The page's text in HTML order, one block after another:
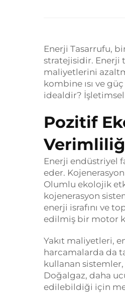
Enerji Tasarrufu,
stratejisidir. Enerji
maliyetlerini
kombine ısı ve
idealdir?
Pozitif
Enerji endüstriyel
eder.
Olumlu ekolojik
kojenerasyon
enerji israfını ve
edilmiş bir motor
Yakıt maliyetleri,
harcamalarda da
kullanan sistemler,
Doğalgaz, daha
edilebildiği için